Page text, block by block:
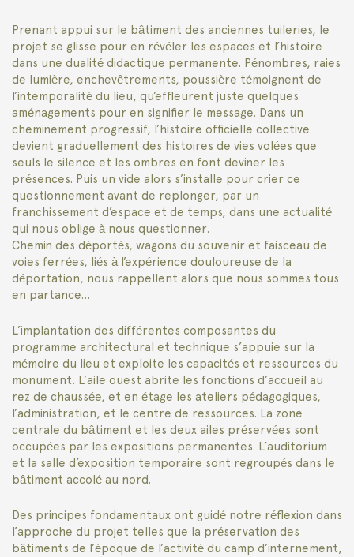
Prenant appui sur le bâtiment des anciennes tuileries, le
projet se glisse pour en révéler les espaces et l’histoire
dans une dualité didactique permanente. Pénombres, raies
de lumière, enchevêtrements, poussière témoignent de
l’intemporalité du lieu, qu’effleurent juste quelques
aménagements pour en signifier le message. Dans un
cheminement progressif, l’histoire officielle collective
devient graduellement des histoires de vies volées que
seuls le silence et les ombres en font deviner les
présences. Puis un vide alors s’installe pour crier ce
questionnement avant de replonger, par un
franchissement d’espace et de temps, dans une actualité
qui nous oblige à nous questionner.
Chemin des déportés, wagons du souvenir et faisceau de
voies ferrées, liés à l’expérience douloureuse de la
déportation, nous rappellent alors que nous sommes tous
en partance…
L’implantation des différentes composantes du
programme architectural et technique s’appuie sur la
mémoire du lieu et exploite les capacités et ressources du
monument. L’aile ouest abrite les fonctions d’accueil au
rez de chaussée, et en étage les ateliers pédagogiques,
l’administration, et le centre de ressources. La zone
centrale du bâtiment et les deux ailes préservées sont
occupées par les expositions permanentes. L’auditorium
et la salle d’exposition temporaire sont regroupés dans le
bâtiment accolé au nord.
Des principes fondamentaux ont guidé notre réflexion dans
l’approche du projet telles que la préservation des
bâtiments de l’époque de l’activité du camp d’internement,